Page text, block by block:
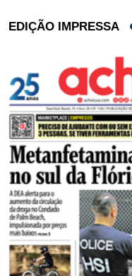
EDIÇÃO IMPRESSA